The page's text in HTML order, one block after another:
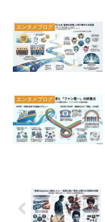
エンタメブログ
エンタメブログ